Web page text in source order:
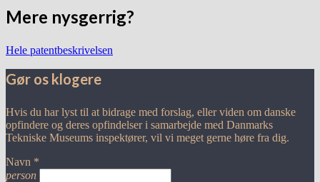
Mere nysgerrig?
Hele patentbeskrivelsen
Gør os klogere
Hvis du har lyst til at bidrage med forslag, eller viden om danske
opfindere og deres opfindelser i samarbejde med Danmarks
Tekniske Museums inspektører, vil vi meget gerne høre fra dig.
Navn *
person